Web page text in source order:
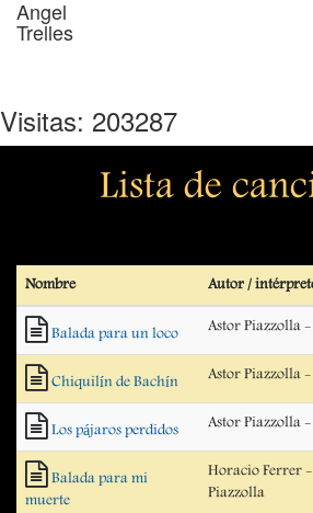
Angel
Trelles
Visitas: 203287
Lista de
Nombre Autor /
Balada para un loco Astor Piazzolla
Chiquilín de Bachín Astor Piazzolla
Los pájaros perdidos Astor Piazzolla
Balada para mi
muerte
Horacio Ferrer
Piazzolla